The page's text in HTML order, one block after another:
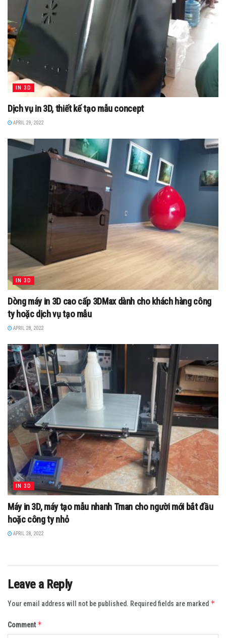
IN 3D
Dịch vụ in 3D, thiết kế tạo mẫu concept
APRIL 29, 2022
IN 3D
Dòng máy in 3D cao cấp 3DMax dành cho khách hàng công
ty hoặc dịch vụ tạo mẫu
APRIL 28, 2022
IN 3D
Máy in 3D, máy tạo mẫu nhanh Tman cho người mới bắt đầu
hoặc công ty nhỏ
APRIL 28, 2022
Leave a Reply
Your email address will not be published. Required fields are marked *
Comment*